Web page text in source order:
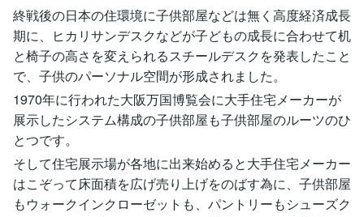
終戦後の日本の住環境に子供部屋などは無く高度経済成長
期に、ヒカリサンデスクなどが子どもの成長に合わせて机
と椅子の高さを変えられるスチールデスクを発表したこと
で、子供のパーソナル空間が形成されました。
1970年に行われた大阪万国博覧会に大手住宅メーカーが
展示したシステム構成の子供部屋も子供部屋のルーツのひ
とつです。
そして住宅展示場が各地に出来始めると大手住宅メーカー
はこぞって床面積を広げ売り上げをのばす為に、子供部屋
もウォークインクローゼットも、パントリーもシューズク